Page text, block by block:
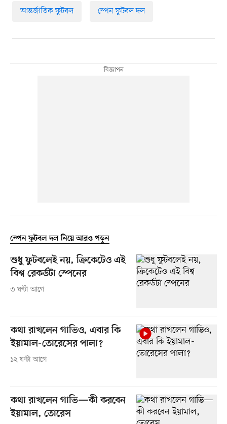
আন্তর্জাতিক ফুটবল স্পেন ফুটবল দল
স্পেন ফুটবল দল নিয়ে আরও পড়ুন
শুধু ফুটবলেই নয়, ক্রিকেটেও এই
বিশ্ব রেকর্ডটা স্পেনের
৩ ঘণ্টা আগে
কথা রাখলেন গাভিও, এবার কি
ইয়ামাল-তোরেসের পালা?
১২ ঘণ্টা আগে
কথা রাখলেন গাভি—কী করবেন
ইয়ামাল, তোরেস